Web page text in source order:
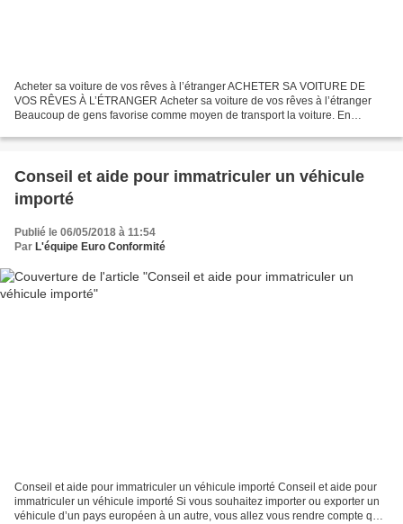
Acheter sa voiture de vos rêves à l’étranger ACHETER SA VOITURE DE
VOS RÊVES À L’ÉTRANGER Acheter sa voiture de vos rêves à l’étranger
Beaucoup de gens favorise comme moyen de transport la voiture. En
Conseil et aide pour immatriculer un véhicule
importé
Publié le 06/05/2018 à 11:54
Par L'équipe Euro Conformité
Conseil et aide pour immatriculer un véhicule importé Conseil et aide pour
immatriculer un véhicule importé Si vous souhaitez importer ou exporter un
véhicule d’un pays européen à un autre, vous allez vous rendre compte qu’il